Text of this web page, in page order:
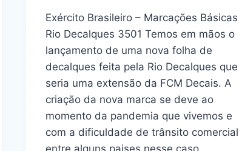
Exército Brasileiro – Marcações Básicas
Rio Decalques 3501 Temos em mãos o
lançamento de uma nova folha de
decalques feita pela Rio Decalques que
seria uma extensão da FCM Decais. A
criação da nova marca se deve ao
momento da pandemia que vivemos e
com a dificuldade de trânsito comercial
entre alguns paises nesse caso…